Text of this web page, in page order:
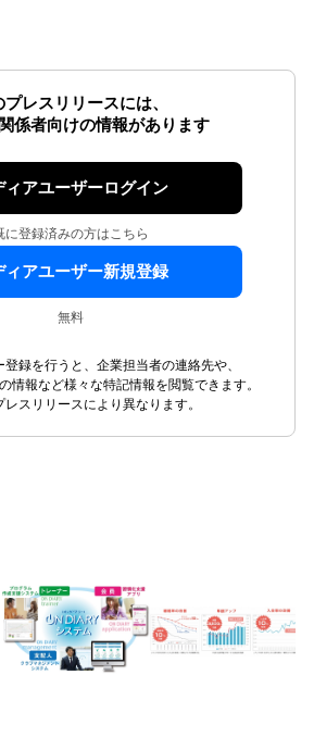
プレスリリースには、
係者向けの情報があります
ィアユーザーログイン
に登録済みの方はこちら
ィアユーザー新規登録
無料
登録を行うと、企業担当者の連絡先や、
情報など様々な特記情報を閲覧できます。
スリリースにより異なります。